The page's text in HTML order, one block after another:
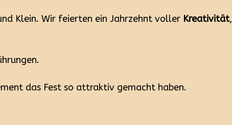
Klein. Wir feierten ein Jahrzehnt voller Kreativität,
das Fest so attraktiv gemacht haben.